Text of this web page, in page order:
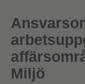
Miljö